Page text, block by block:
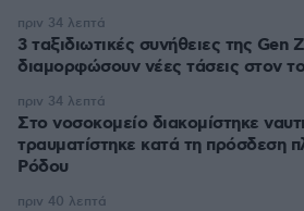
3 ταξιδιωτικές συνήθειες της Gen
διαμορφώσουν νέες τάσεις στον
πριν 34 λεπτά
Στο νοσοκομείο διακομίστηκε
τραυματίστηκε κατά τη πρόσδεση
Ρόδου
πριν 34 λεπτά
πριν 40 λεπτά